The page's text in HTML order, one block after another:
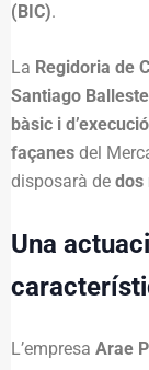
(BIC).
La Regidoria de
Santiago
bàsic i
façanes del
disposarà de dos
Una
L’empresa Arae